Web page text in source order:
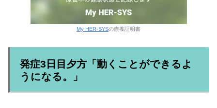
My HER-SYSの療養証明書
発症3日目夕方「動くことができるよ
うになる。」